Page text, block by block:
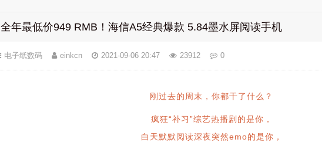
全年最低价949 RMB！海信A5经典爆款 5.84墨水屏阅读手机
电子纸数码 einkcn 2021-09-06 20:47 23912 0
刚过去的周末，你都干了什么？
疯狂“补习”综艺热播剧的是你，
白天默默阅读深夜突然emo的是你，